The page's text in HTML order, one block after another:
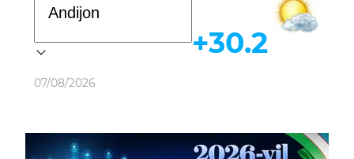
Ob-havo
07/08/2026
+30.2